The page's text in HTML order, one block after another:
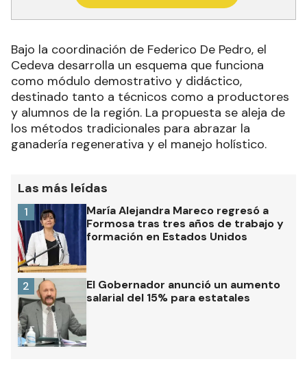
Bajo la coordinación de Federico De Pedro, el
Cedeva desarrolla un esquema que funciona
como módulo demostrativo y didáctico,
destinado tanto a técnicos como a productores
y alumnos de la región. La propuesta se aleja de
los métodos tradicionales para abrazar la
ganadería regenerativa y el manejo holístico.
Las más leídas
María Alejandra Mareco regresó a
Formosa tras tres años de trabajo y
formación en Estados Unidos
1
El Gobernador anunció un aumento
salarial del 15% para estatales
2